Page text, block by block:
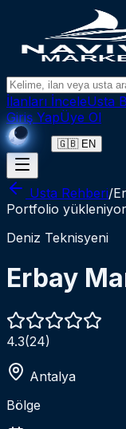
Ana içeriğe atla
İlanları İnceleUsta
Giriş YapÜye Ol
🇬🇧 EN
Usta Rehberi/
Portfolio
Deniz Teknisyeni
Erbay
4.3(24)
Antalya
Bölge